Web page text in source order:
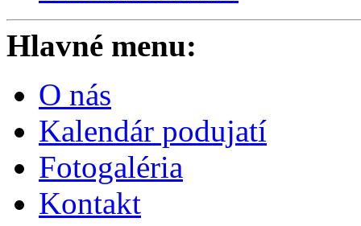
Hlavné menu:
O nás
Kalendár podujatí
Fotogaléria
Kontakt